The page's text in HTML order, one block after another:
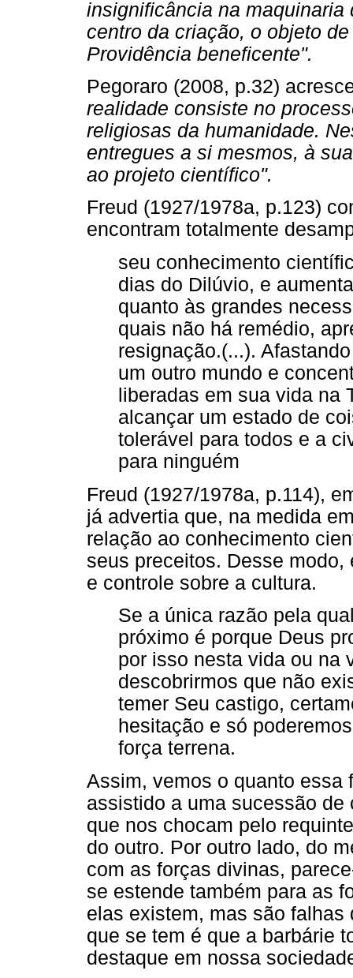
insignificância na
centro da criação, o objeto
Providência beneficente".
Pegoraro (2008, p.32)
realidade consiste no
religiosas da humanidade.
entregues a si mesmos, à
ao projeto científico".
Freud (1927/1978a, p.123)
encontram totalmente
seu conhecimento
dias do Dilúvio, e
quanto às grandes
quais não há remédio,
resignação.(...).
um outro mundo e
liberadas em sua vida na
alcançar um estado de
tolerável para todos e a
para ninguém
Freud (1927/1978a, p.114),
já advertia que, na medida
relação ao conhecimento
seus preceitos. Desse
e controle sobre a cultura.
Se a única razão pela
próximo é porque Deus
por isso nesta vida ou na
descobrirmos que não
temer Seu castigo,
hesitação e só
força terrena.
Assim, vemos o quanto essa
assistido a uma sucessão
que nos chocam pelo
do outro. Por outro lado, do
com as forças divinas,
se estende também para as
elas existem, mas são
que se tem é que a barbárie
destaque em nossa